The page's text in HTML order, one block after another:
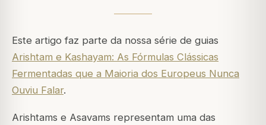
Este artigo faz parte da nossa série de guias
Arishtam e Kashayam: As Fórmulas Clássicas
Fermentadas que a Maioria dos Europeus Nunca
Ouviu Falar.
Arishtams e Asavams representam uma das